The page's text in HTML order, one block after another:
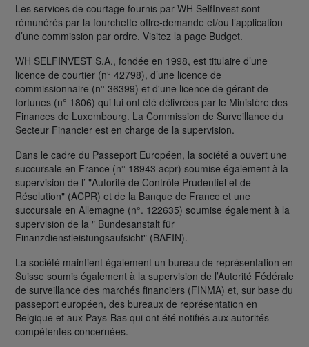
Les services de courtage fournis par WH SelfInvest sont
rémunérés par la fourchette offre-demande et/ou l’application
d’une commission par ordre. Visitez la page Budget.
WH SELFINVEST S.A., fondée en 1998, est titulaire d’une
licence de courtier (n° 42798), d’une licence de
commissionnaire (n° 36399) et d'une licence de gérant de
fortunes (n° 1806) qui lui ont été délivrées par le Ministère des
Finances de Luxembourg. La Commission de Surveillance du
Secteur Financier est en charge de la supervision.
Dans le cadre du Passeport Européen, la société a ouvert une
succursale en France (n° 18943 acpr) soumise également à la
supervision de l’ "Autorité de Contrôle Prudentiel et de
Résolution" (ACPR) et de la Banque de France et une
succursale en Allemagne (n°. 122635) soumise également à la
supervision de la " Bundesanstalt für
Finanzdienstleistungsaufsicht" (BAFIN).
La société maintient également un bureau de représentation en
Suisse soumis également à la supervision de l’Autorité Fédérale
de surveillance des marchés financiers (FINMA) et, sur base du
passeport européen, des bureaux de représentation en
Belgique et aux Pays-Bas qui ont été notifiés aux autorités
compétentes concernées.